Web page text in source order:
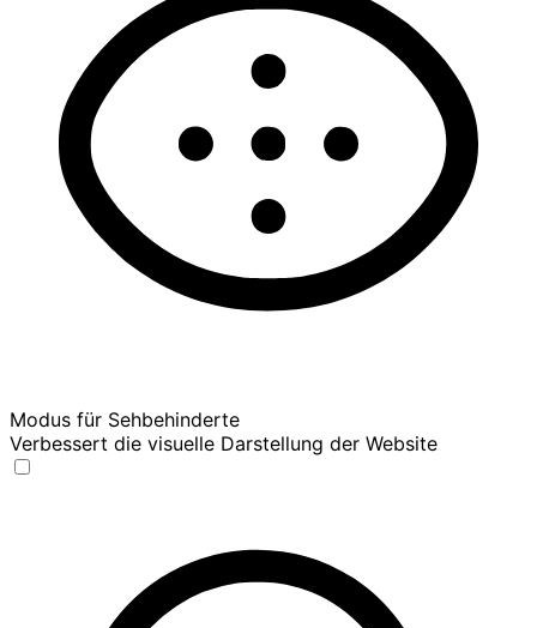
Modus für Sehbehinderte
Verbessert die visuelle Darstellung der Website